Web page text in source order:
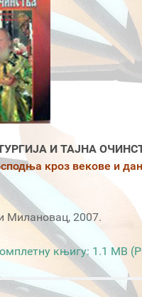
И ТАЈНА
кроз векове и
Милановац, 2007.
књигу: 1.1 MB